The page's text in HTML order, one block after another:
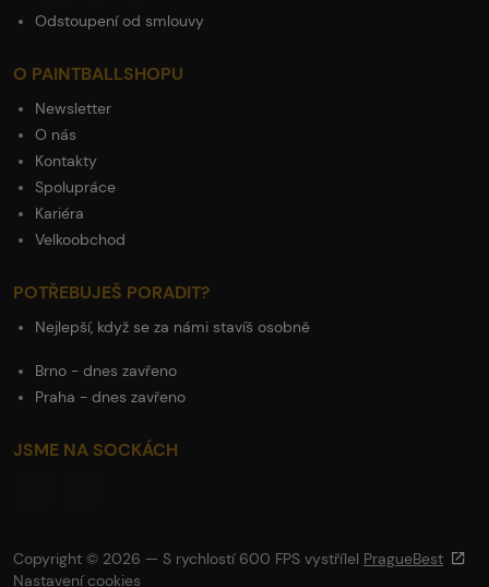
Odstoupení od smlouvy
O PAINTBALLSHOPU
Newsletter
O nás
Kontakty
Spolupráce
Kariéra
Velkoobchod
POTŘEBUJEŠ PORADIT?
Nejlepší, když se za námi stavíš osobně
Brno - dnes zavřeno
Praha - dnes zavřeno
JSME NA SOCKÁCH
Copyright © 2026 — S rychlostí 600 FPS vystřílel PragueBest
Nastavení cookies